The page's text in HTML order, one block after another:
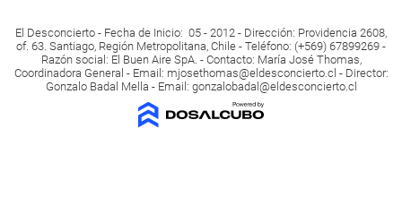
El Desconcierto - Fecha de Inicio: 05 - 2012 - Dirección: Providencia 2608,
of. 63. Santiago, Región Metropolitana, Chile - Teléfono: (+569) 67899269 -
Razón social: El Buen Aire SpA. - Contacto: María José Thomas,
Coordinadora General - Email: mjosethomas@eldesconcierto.cl - Director:
Gonzalo Badal Mella - Email: gonzalobadal@eldesconcierto.cl